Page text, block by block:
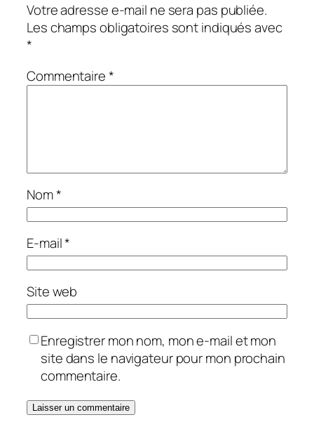
Votre adresse e-mail ne sera pas publiée.
Les champs obligatoires sont indiqués avec
*
Commentaire*
Nom*
E-mail*
Site web
Enregistrer mon nom, mon e-mail et mon
site dans le navigateur pour mon prochain
commentaire.